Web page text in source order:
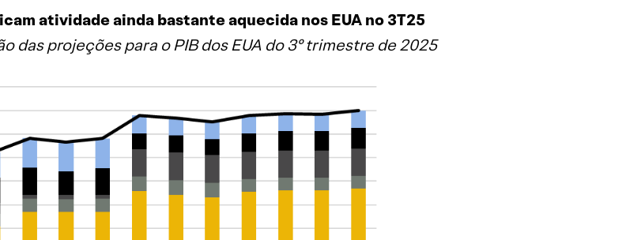
atividade ainda bastante aquecida nos EUA no 3T25
das projeções para o PIB dos EUA do 3º trimestre de 2025